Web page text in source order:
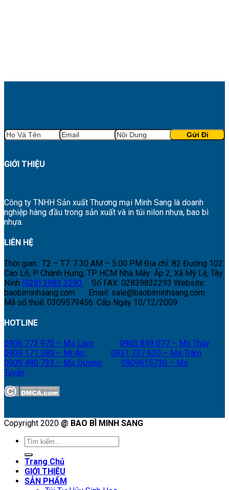
GIỚI THIỆU
Công ty TNHH Sản xuất Thương mại Minh Sang là doanh
nghiệp hàng đầu trong sản xuất và in túi nilon nhựa, bao bì
nhựa.
LIÊN HỆ
Thời gian : T2 – T7: 7.30 AM – 5.00 PM Địa chỉ: 82 Đường 102
Cao Lỗ, P Chánh Hưng, TP HCM Nhà Máy: Ấp 2, Xã Mỹ Lệ, Tây
Ninh (028) 3983 2290 Số FAX: 02839832293 Website:
baobiminhsang.com
Email: sale@baobiminhsang.com
Mã số thuế: 0309579456. Cấp Ngày 10/12/2009
HOTLINE
0906 773 970 – Ms Lắm
0903 849 077 – Ms Thúy
0909 171 380 – Mr An
0931 737 620 – Ms Trâm
0909 480 733 – Ms Dương
0909615730 – Ms
Tuyền
Copyright 2020 @ BAO BÌ MINH SANG
Tìm
Trang Chủ
GIỚI THIỆU
SẢN PHẨM